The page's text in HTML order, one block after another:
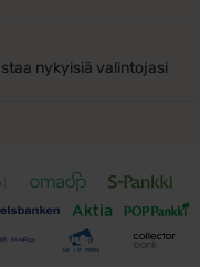
nykyisiä valintojasi